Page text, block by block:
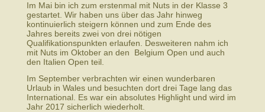
Im Mai bin ich zum erstenmal mit Nuts in der Klasse 3
gestartet. Wir haben uns über das Jahr hinweg
kontinuierlich steigern können und zum Ende des
Jahres bereits zwei von drei nötigen
Qualifikationspunkten erlaufen. Desweiteren nahm ich
mit Nuts im Oktober an den Belgium Open und auch
den Italien Open teil.
Im September verbrachten wir einen wunderbaren
Urlaub in Wales und besuchten dort drei Tage lang das
International. Es war ein absolutes Highlight und wird im
Jahr 2017 sicherlich wiederholt.